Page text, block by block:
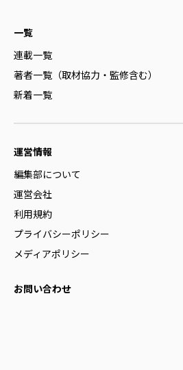
一覧
連載一覧
著者一覧（取材協力・監修含む）
新着一覧
運営情報
編集部について
運営会社
利用規約
プライバシーポリシー
メディアポリシー
お問い合わせ